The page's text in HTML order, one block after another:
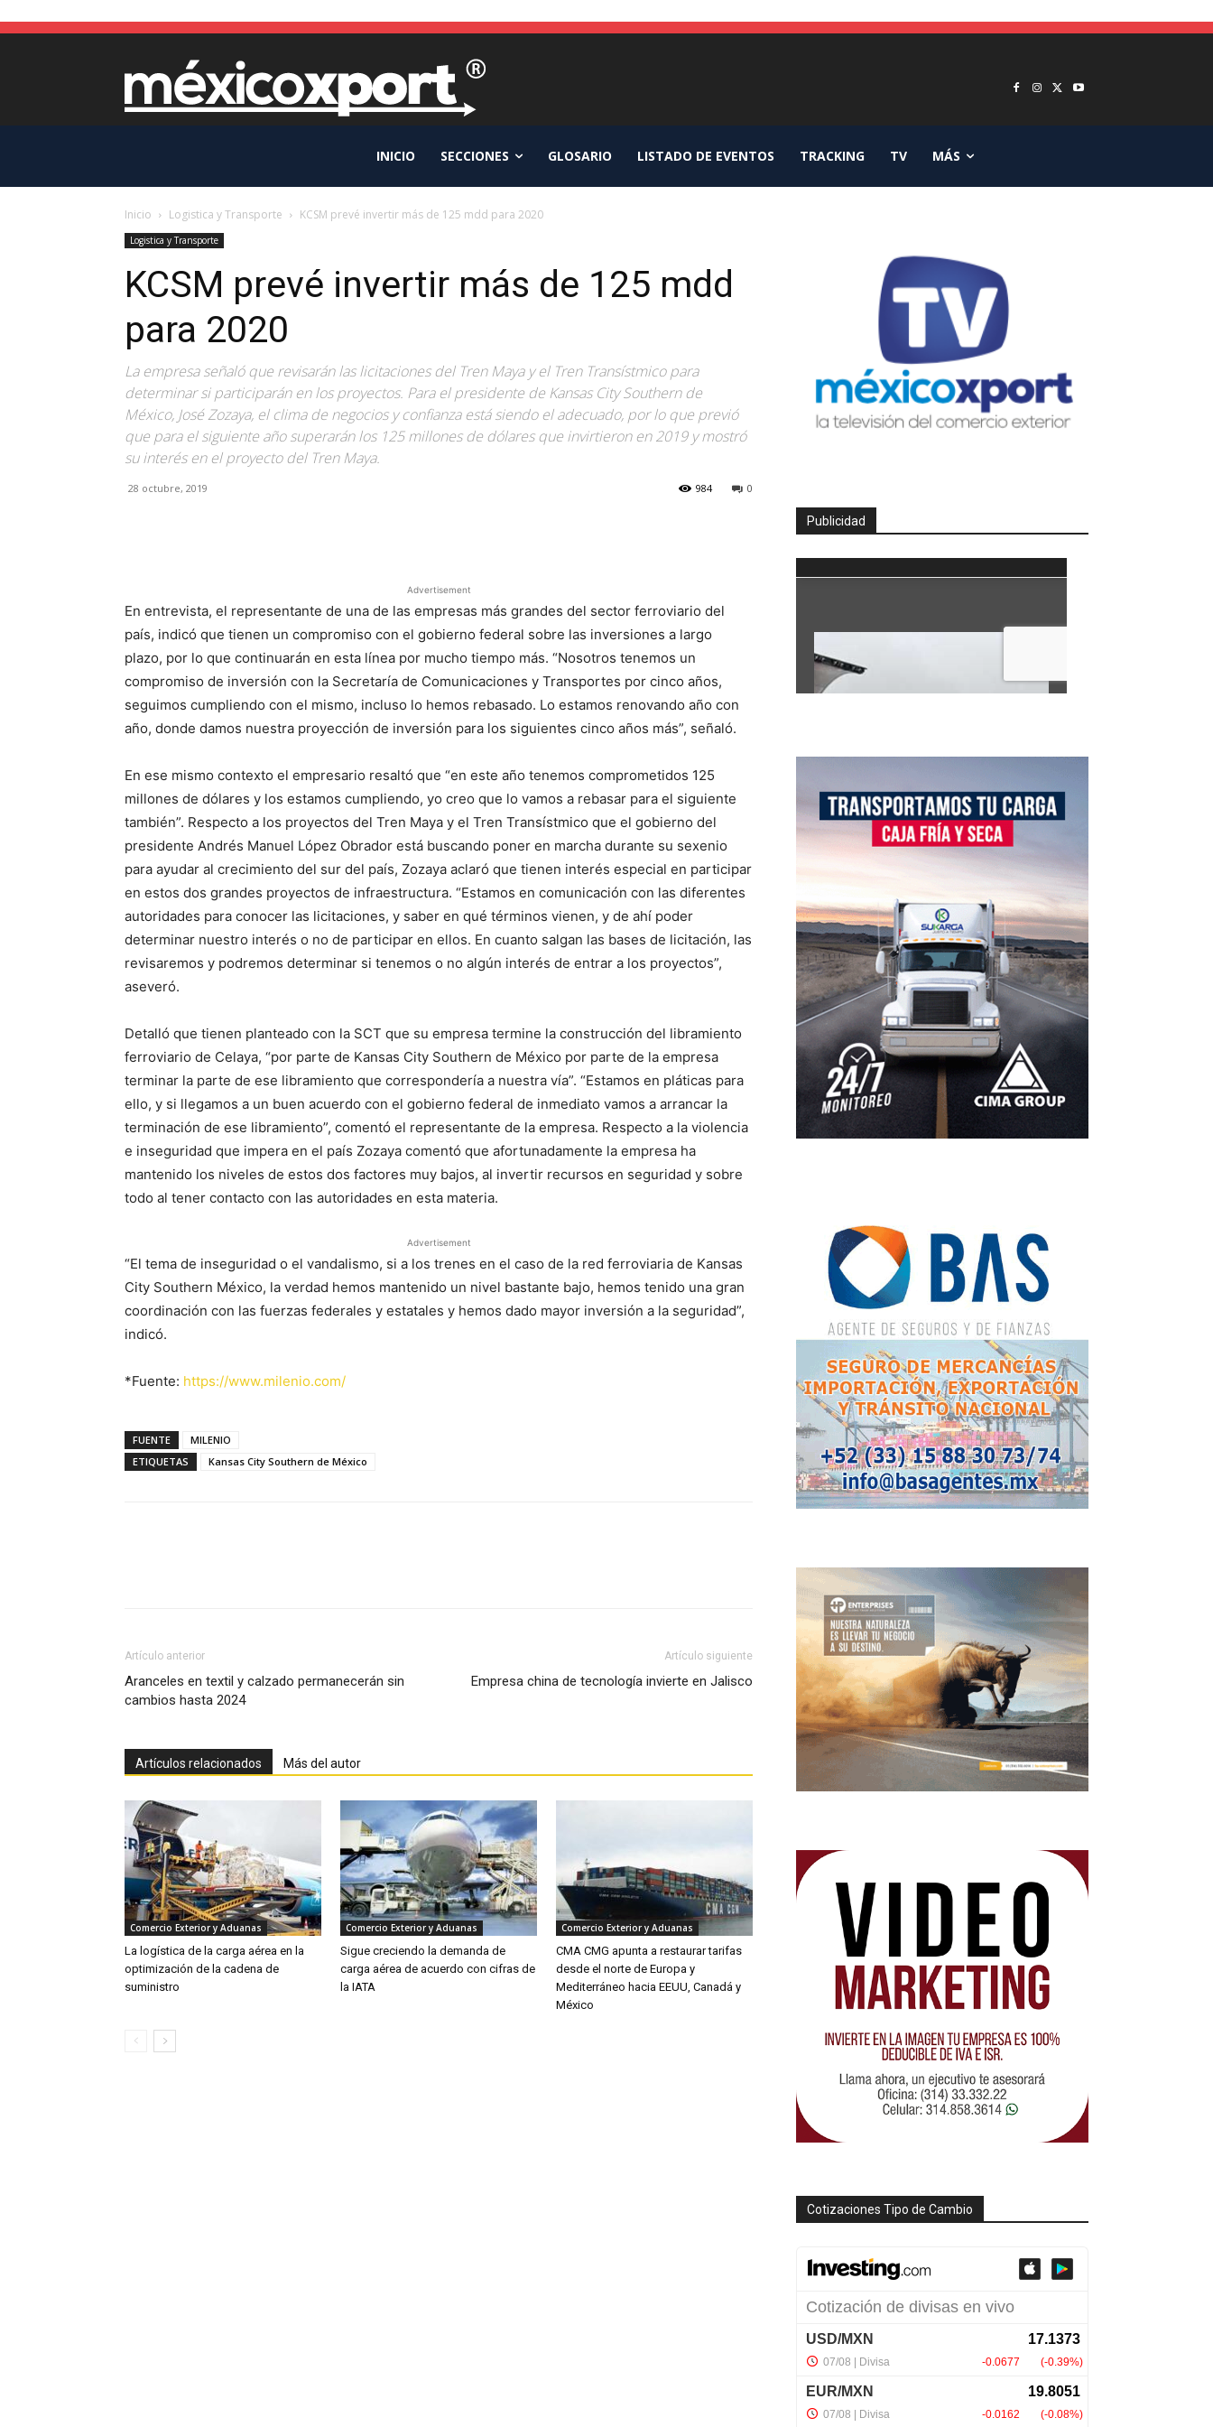
INICIO SECCIONES GLOSARIO LISTADO DE EVENTOS TRACKING TV MÁS
Inicio Logistica y Transporte KCSM prevé invertir más de 125 mdd para 2020
Logistica y Transporte
KCSM prevé invertir más de 125 mdd
para 2020
La empresa señaló que revisarán las licitaciones del Tren Maya y el Tren Transístmico para
determinar si participarán en los proyectos. Para el presidente de Kansas City Southern de
México, José Zozaya, el clima de negocios y confianza está siendo el adecuado, por lo que previó
que para el siguiente año superarán los 125 millones de dólares que invirtieron en 2019 y mostró
su interés en el proyecto del Tren Maya.
28 octubre, 2019 0
984
Advertisement
En entrevista, el representante de una de las empresas más grandes del sector ferroviario del
país, indicó que tienen un compromiso con el gobierno federal sobre las inversiones a largo
plazo, por lo que continuarán en esta línea por mucho tiempo más. “Nosotros tenemos un
compromiso de inversión con la Secretaría de Comunicaciones y Transportes por cinco años,
seguimos cumpliendo con el mismo, incluso lo hemos rebasado. Lo estamos renovando año con
año, donde damos nuestra proyección de inversión para los siguientes cinco años más”, señaló.
En ese mismo contexto el empresario resaltó que “en este año tenemos comprometidos 125
millones de dólares y los estamos cumpliendo, yo creo que lo vamos a rebasar para el siguiente
también”. Respecto a los proyectos del Tren Maya y el Tren Transístmico que el gobierno del
presidente Andrés Manuel López Obrador está buscando poner en marcha durante su sexenio
para ayudar al crecimiento del sur del país, Zozaya aclaró que tienen interés especial en participar
en estos dos grandes proyectos de infraestructura. “Estamos en comunicación con las diferentes
autoridades para conocer las licitaciones, y saber en qué términos vienen, y de ahí poder
determinar nuestro interés o no de participar en ellos. En cuanto salgan las bases de licitación, las
revisaremos y podremos determinar si tenemos o no algún interés de entrar a los proyectos”,
aseveró.
Detalló que tienen planteado con la SCT que su empresa termine la construcción del libramiento
ferroviario de Celaya, “por parte de Kansas City Southern de México por parte de la empresa
terminar la parte de ese libramiento que correspondería a nuestra vía”. “Estamos en pláticas para
ello, y si llegamos a un buen acuerdo con el gobierno federal de inmediato vamos a arrancar la
terminación de ese libramiento”, comentó el representante de la empresa. Respecto a la violencia
e inseguridad que impera en el país Zozaya comentó que afortunadamente la empresa ha
mantenido los niveles de estos dos factores muy bajos, al invertir recursos en seguridad y sobre
todo al tener contacto con las autoridades en esta materia.
Advertisement
“El tema de inseguridad o el vandalismo, si a los trenes en el caso de la red ferroviaria de Kansas
City Southern México, la verdad hemos mantenido un nivel bastante bajo, hemos tenido una gran
coordinación con las fuerzas federales y estatales y hemos dado mayor inversión a la seguridad”,
indicó.
*Fuente: https://www.milenio.com/
FUENTE
MILENIO
ETIQUETAS
Kansas City Southern de México
Artículo anterior
Aranceles en textil y calzado permanecerán sin
cambios hasta 2024
Artículo siguiente
Empresa china de tecnología invierte en Jalisco
Artículos relacionados Más del autor
Comercio Exterior y Aduanas
La logística de la carga aérea en la
optimización de la cadena de
suministro
Comercio Exterior y Aduanas
Sigue creciendo la demanda de
carga aérea de acuerdo con cifras de
la IATA
Comercio Exterior y Aduanas
CMA CMG apunta a restaurar tarifas
desde el norte de Europa y
Mediterráneo hacia EEUU, Canadá y
México
Publicidad
Cotizaciones Tipo de Cambio